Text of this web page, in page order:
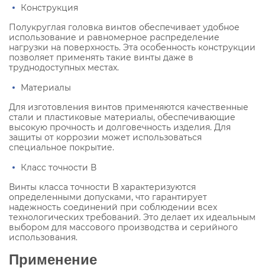
Конструкция
Полукруглая головка винтов обеспечивает удобное
использование и равномерное распределение
нагрузки на поверхность. Эта особенность конструкции
позволяет применять такие винты даже в
труднодоступных местах.
Материалы
Для изготовления винтов применяются качественные
стали и пластиковые материалы, обеспечивающие
высокую прочность и долговечность изделия. Для
защиты от коррозии может использоваться
специальное покрытие.
Класс точности В
Винты класса точности В характеризуются
определенными допусками, что гарантирует
надежность соединений при соблюдении всех
технологических требований. Это делает их идеальным
выбором для массового производства и серийного
использования.
Применение